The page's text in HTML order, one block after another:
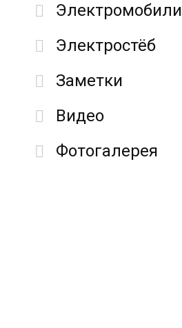
Электромобили
Электростёб
Заметки
Видео
Фотогалерея